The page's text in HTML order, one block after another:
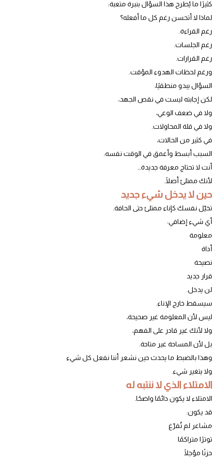
كثيرًا ما يُطرح هذا السؤال بنبرة متعبة:
لماذا لا أتحسن رغم كل ما أفعله؟
رغم القراءة.
رغم الجلسات.
رغم القرارات.
ورغم لحظات الهدوء المؤقت.
السؤال يبدو منطقيًا،
لكن إجابته ليست في نقص الجهد،
ولا في ضعف الوعي،
ولا في قلة المحاولات.
في كثير من الحالات،
السبب أبسط وأعمق في الوقت نفسه:
أنت لا تحتاج معرفة جديدة…
لأنك ممتلئ أصلًا.
حين لا يدخل شيء جديد
تخيّل نفسك كإناء ممتلئ حتى الحافة.
أي شيء إضافي:
معلومة
أداة
نصيحة
قرار جديد
لن يدخل.
سيسقط خارج الإناء.
ليس لأن المعلومة غير صحيحة،
ولا لأنك غير قادر على الفهم،
بل لأن المساحة غير متاحة.
وهذا بالضبط ما يحدث حين نشعر أننا نفعل كل شيء
ولا يتغير شيء.
الامتلاء الذي لا ننتبه له
الامتلاء لا يكون دائمًا واضحًا.
قد يكون:
مشاعر لم تُفرّغ
توترًا متراكمًا
حزنًا مؤجلًا